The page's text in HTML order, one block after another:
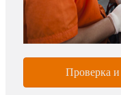
Проверка